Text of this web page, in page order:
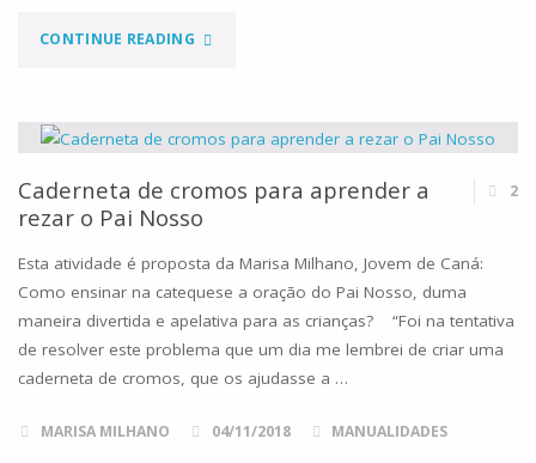
CONTINUE READING"UMA
DE
MARIANA"
Caderneta de cromos para aprender a
rezar o Pai Nosso
2
Esta atividade é proposta da Marisa Milhano, Jovem de Caná:
Como ensinar na catequese a oração do Pai Nosso, duma
maneira divertida e apelativa para as crianças? “Foi na tentativa
de resolver este problema que um dia me lembrei de criar uma
caderneta de cromos, que os ajudasse a …
MARISA MILHANO 04/11/2018 MANUALIDADES